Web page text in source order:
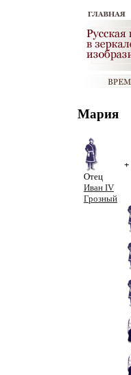
Мария
Отец
Иван IV
Грозный
+